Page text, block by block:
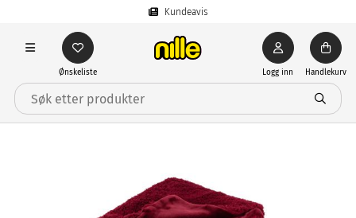
Kundeavis
Ønskeliste Logg inn Handlekurv